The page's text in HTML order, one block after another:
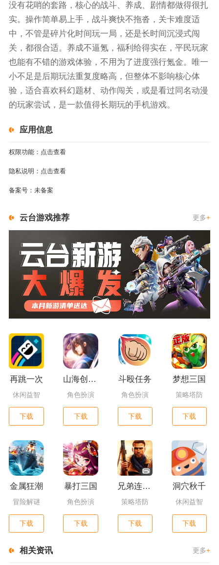
没有花哨的套路，核心的战斗、养成、剧情都做得很扎
实。操作简单易上手，战斗爽快不拖沓，关卡难度适
中，不管是碎片化时间玩一局，还是长时间沉浸式闯
关，都很合适。养成不逼氪，福利给得实在，平民玩家
也能有不错的游戏体验，不用为了进度强行氪金。唯一
小不足是后期玩法重复度略高，但整体不影响核心体
验，适合喜欢科幻题材、动作闯关，或是看过同名动漫
的玩家尝试，是一款值得长期玩的手机游戏。
应用信息
权限功能： 点击查看
隐私说明： 点击查看
备案号： 未备案
云台游戏推荐 更多+
再跳一次
休闲益智
下载
山海创世录一剑天逆
角色扮演
下载
斗殴任务
角色扮演
下载
梦想三国
策略塔防
下载
金属狂潮
冒险解谜
下载
暴打三国
角色扮演
下载
兄弟连3：战争之子
策略塔防
下载
洞穴秋千
休闲益智
下载
相关资讯 更多+